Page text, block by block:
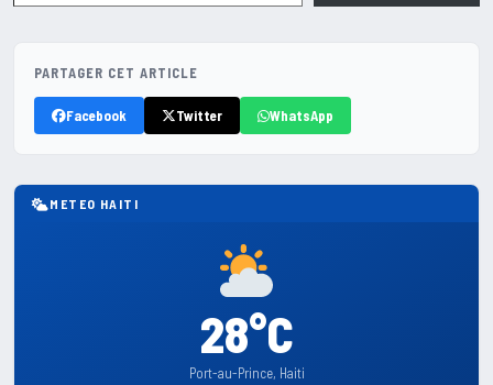
PARTAGER CET ARTICLE
Facebook Twitter WhatsApp
METEO HAITI
28°C
Port-au-Prince, Haiti